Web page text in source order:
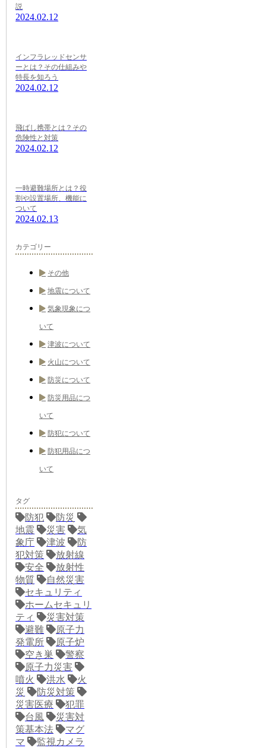
説
2024.02.12
インフラレッドセンサ
ーとは？その仕組みや
特長を知ろう
2024.02.12
飛ばし携帯とは？その
危険性と対策
2024.02.12
一時避難場所とは？役
割や設置場所、機能に
ついて
2024.02.13
カテゴリー
その他
地震について
気象現象につ
いて
津波について
火山について
防災について
防災用品につ
いて
防犯について
防犯用品につ
いて
タグ
防犯
防災
地震
災害
気
象庁
津波
防
犯対策
放射線
安全
放射性
物質
自然災害
セキュリティ
ホームセキュリ
ティ
災害対策
避難
原子力
発電所
原子炉
空き巣
警察
原子力災害
噴火
洪水
火
災
防災対策
災害医療
犯罪
台風
災害対
策基本法
マグ
マ
監視カメラ